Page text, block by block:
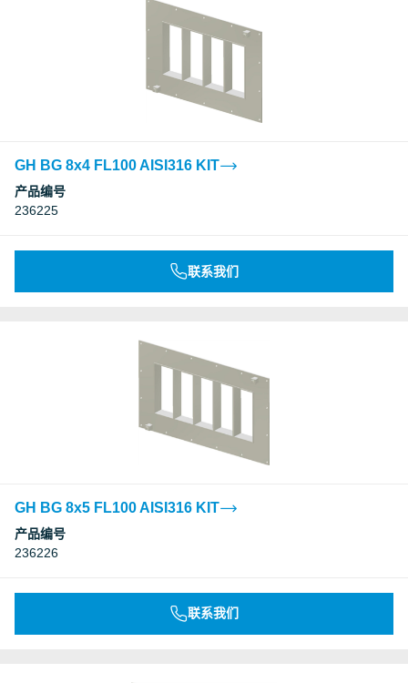
GH BG 8x4 FL100 AISI316 KIT
产品编号
236225
联系我们
GH BG 8x5 FL100 AISI316 KIT
产品编号
236226
联系我们